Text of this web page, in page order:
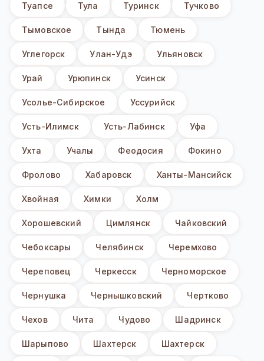
Туапсе Тула Туринск Тучково
Тымовское Тында Тюмень
Углегорск Улан-Удэ Ульяновск
Урай Урюпинск Усинск
Усолье-Сибирское Уссурийск
Усть-Илимск Усть-Лабинск Уфа
Ухта Учалы Феодосия Фокино
Фролово Хабаровск Ханты-Мансийск
Хвойная Химки Холм
Хорошевский Цимлянск Чайковский
Чебоксары Челябинск Черемхово
Череповец Черкесск Черноморское
Чернушка Чернышковский Чертково
Чехов Чита Чудово Шадринск
Шарыпово Шахтерск Шахтерск